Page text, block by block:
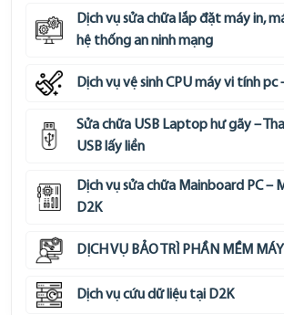
Dịch vụ sửa chữa lắp đặt máy in,
hệ thống an ninh mạng
Dịch vụ vệ sinh CPU máy vi tính
Sửa chữa USB Laptop hư gãy –
USB lấy liền
Dịch vụ sửa chữa Mainboard PC –
D2K
DỊCH VỤ BẢO TRÌ PHẦN MỀM
Dịch vụ cứu dữ liệu tại D2K